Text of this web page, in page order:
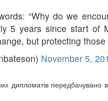
“Why do we
5 years since start of
but protecting those
November 5,
дипломатів